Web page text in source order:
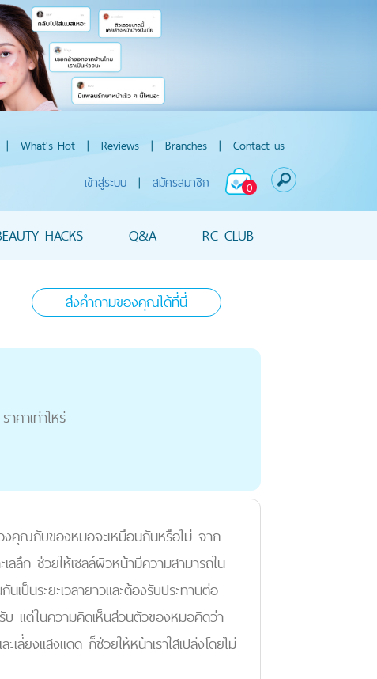
| What's Hot | Reviews | Branches | Contact us
0
เข้าสู่ระบบ | สมัครสมาชิก
HACKS Q&A RC CLUB
ส่งคำถามของคุณได้ที่นี่
คาเท่าไหร่
คุณกับของหมอจะเหมือนกันหรือไม่ จาก
ก ช่วยให้เซลล์ผิวหน้ามีความสามารถใน
ป็นระยะเวลายาวและต้องรับประทานต่อ
บ แต่ในความคิดเห็นส่วนตัวของหมอคิดว่า
ยงแสงแดด ก็ช่วยให้หน้าเราใสเปล่งโดยไม่